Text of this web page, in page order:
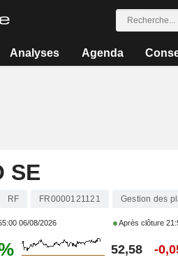
Analyses Agenda
SE
RF FR0000121121 Gestion des
06/08/2026 Après clôture
52,58 -